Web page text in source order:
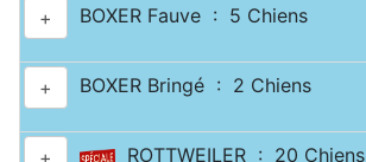
+ BOXER Fauve : 5 Chiens
+ BOXER Bringé : 2 Chiens
+ ROTTWEILER : 20 Chiens